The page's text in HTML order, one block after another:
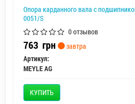
Опора карданного вала с
0051/S
0 отзывов
763 грн
завтра
Артикул:
MEYLE AG
КУПИТЬ